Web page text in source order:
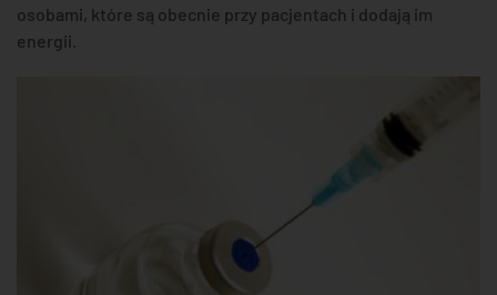
osobami, które są obecnie przy pacjentach i dodają im
energii.